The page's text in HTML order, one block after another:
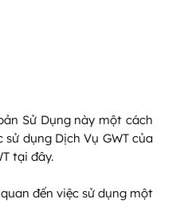
Sử Dụng này một cách
dụng Dịch Vụ GWT của
tại đây.
đến việc sử dụng một